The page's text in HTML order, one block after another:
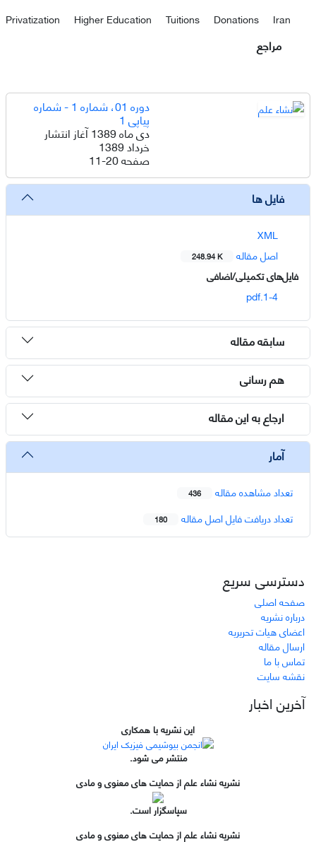
Privatization Higher Education Tuitions Donations Iran
مراجع
دوره 01، شماره 1 - شماره
پیاپی 1
دی ماه 1389 آغاز انتشار
خرداد 1389
صفحه11-20
فایل ها
XML
اصل مقاله
248.94 K
فایل‌های تکمیلی/اضافی
1-4.pdf
سابقه مقاله
هم رسانی
ارجاع به این مقاله
آمار
تعداد مشاهده مقاله 436
تعداد دریافت فایل اصل مقاله 180
دسترسی سریع
صفحه اصلی
درباره نشریه
اعضای هیات تحریریه
ارسال مقاله
تماس با ما
نقشه سایت
آخرین اخبار
این نشریه با همکاری
منتشر می شود.
نشریه نشاء علم از حمایت های معنوی و مادی
سپاسگزار است.
نشریه نشاء علم از حمایت های معنوی و مادی